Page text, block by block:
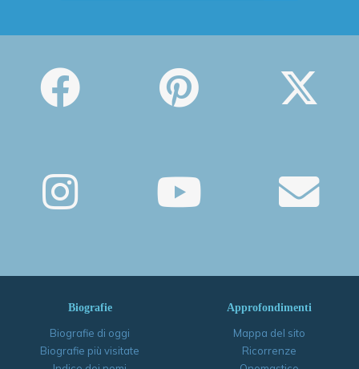
Biografie
Biografie di oggi
Biografie più visitate
Approfondimenti
Mappa del sito
Ricorrenze